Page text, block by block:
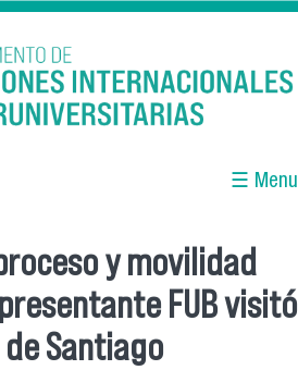
☰ Menu
aquí
y movilidad
FUB visitó
Santiago